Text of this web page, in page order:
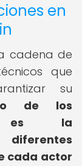
en
cadena de
que
su
de los
es la
cada actor